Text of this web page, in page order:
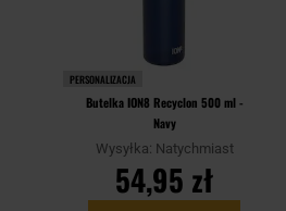
PERSONALIZACJA
Butelka ION8 Recyclon 500 ml -
Navy
Wysyłka: Natychmiast
54,95 zł